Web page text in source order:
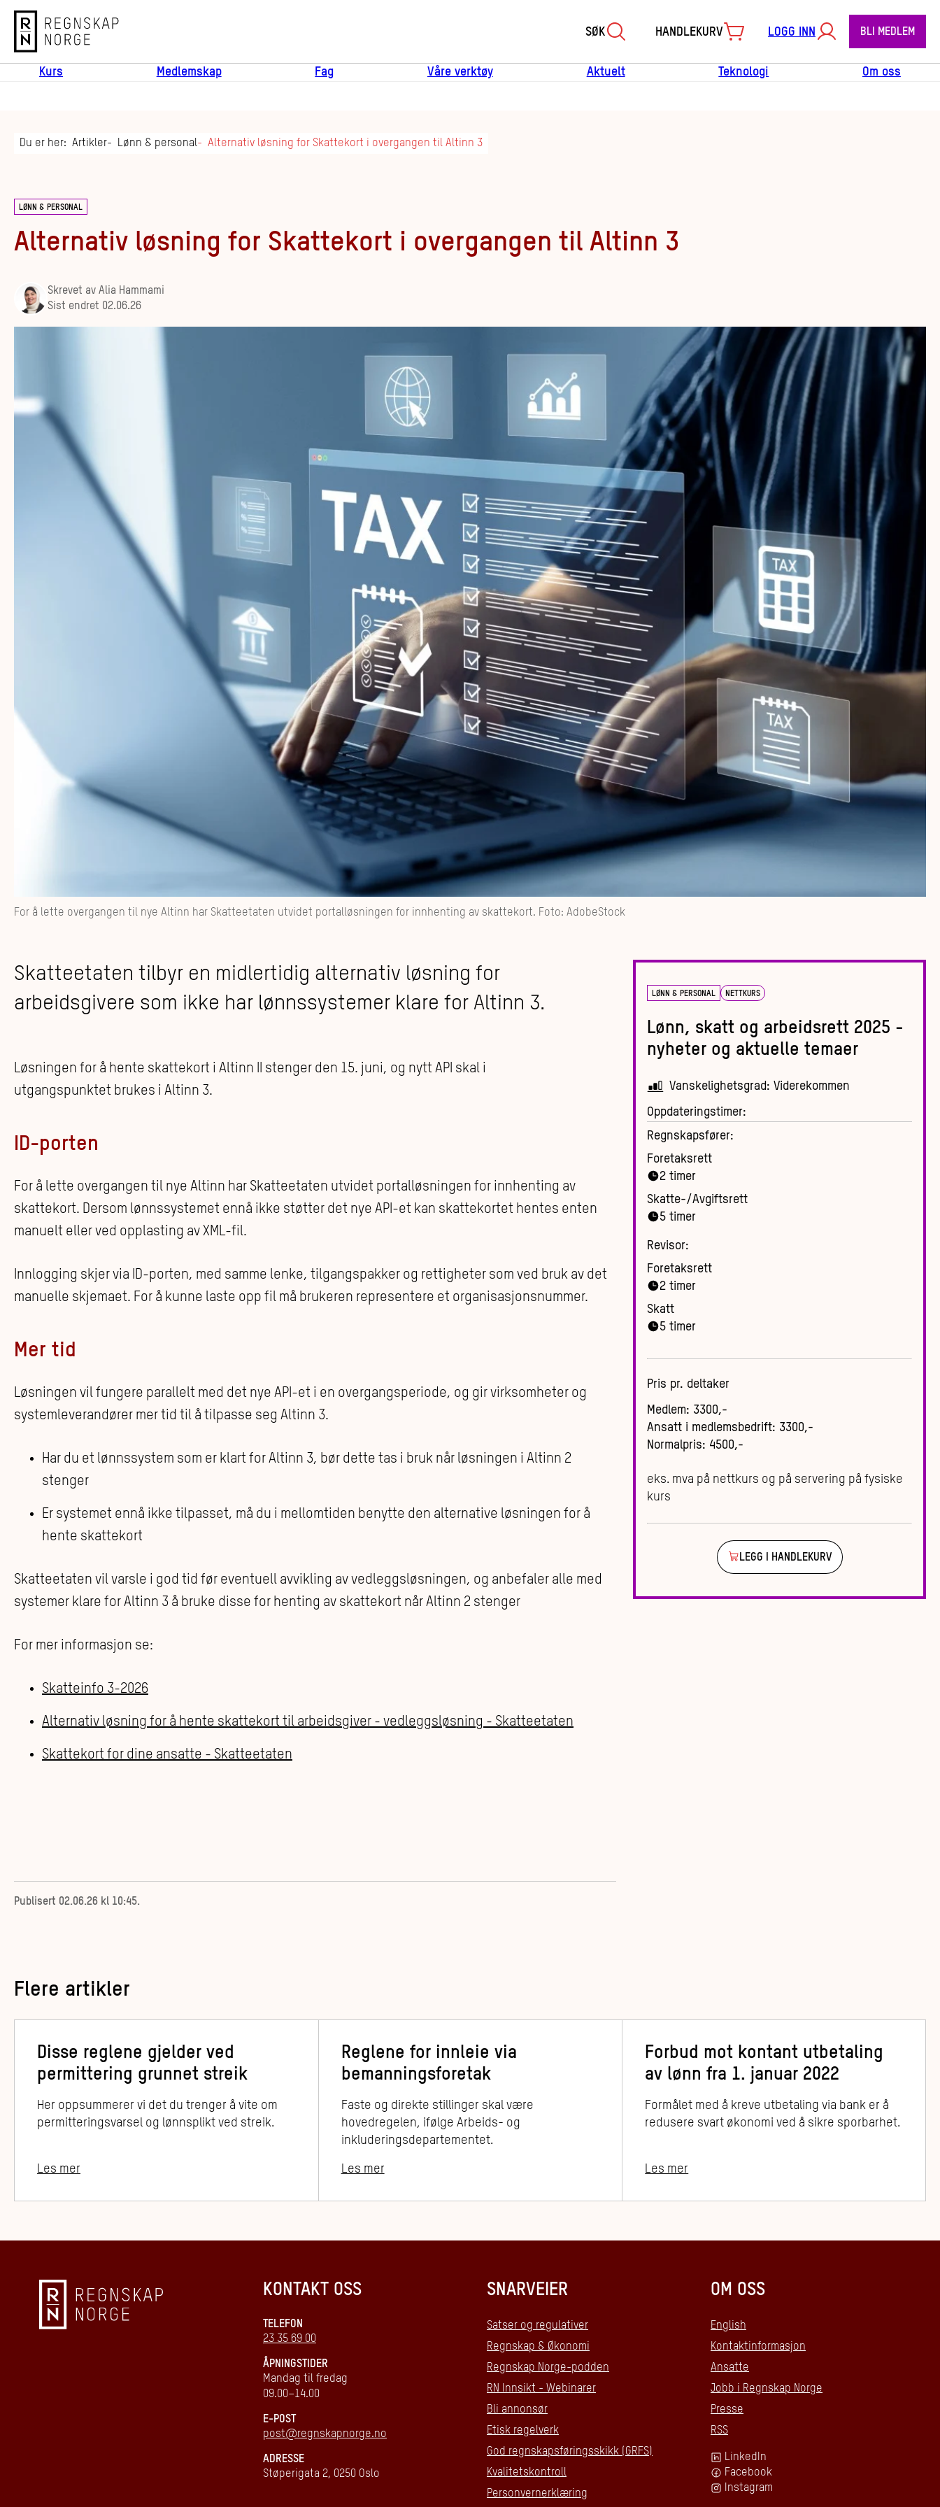
Regnskap Norge
SØK HANDLEKURV LOGG INN BLI MEDLEM
Kurs Medlemskap Fag Våre verktøy Aktuelt Teknologi Om oss
Du er her: Artikler Lønn & personal Alternativ løsning for Skattekort i overgangen til Altinn 3
LØNN & PERSONAL
Alternativ løsning for Skattekort i overgangen til Altinn 3
Skrevet av Alia Hammami
Sist endret 02.06.26
For å lette overgangen til nye Altinn har Skatteetaten utvidet portalløsningen for innhenting av skattekort. Foto: AdobeStock
Skatteetaten tilbyr en midlertidig alternativ løsning for
arbeidsgivere som ikke har lønnssystemer klare for Altinn 3.
Løsningen for å hente skattekort i Altinn II stenger den 15. juni, og nytt API skal i
utgangspunktet brukes i Altinn 3.
ID-porten
For å lette overgangen til nye Altinn har Skatteetaten utvidet portalløsningen for innhenting av
skattekort. Dersom lønnssystemet ennå ikke støtter det nye API-et kan skattekortet hentes enten
manuelt eller ved opplasting av XML-fil.
Innlogging skjer via ID-porten, med samme lenke, tilgangspakker og rettigheter som ved bruk av det
manuelle skjemaet. For å kunne laste opp fil må brukeren representere et organisasjonsnummer.
Mer tid
Løsningen vil fungere parallelt med det nye API-et i en overgangsperiode, og gir virksomheter og
systemleverandører mer tid til å tilpasse seg Altinn 3.
Har du et lønnssystem som er klart for Altinn 3, bør dette tas i bruk når løsningen i Altinn 2
stenger
Er systemet ennå ikke tilpasset, må du i mellomtiden benytte den alternative løsningen for å
hente skattekort
Skatteetaten vil varsle i god tid før eventuell avvikling av vedleggsløsningen, og anbefaler alle med
systemer klare for Altinn 3 å bruke disse for henting av skattekort når Altinn 2 stenger
For mer informasjon se:
Skatteinfo 3-2026
Alternativ løsning for å hente skattekort til arbeidsgiver - vedleggsløsning - Skatteetaten
Skattekort for dine ansatte - Skatteetaten
Publisert 02.06.26 kl 10:45.
LØNN & PERSONAL NETTKURS
Lønn, skatt og arbeidsrett 2025 -
nyheter og aktuelle temaer
Vanskelighetsgrad: Viderekommen
Oppdateringstimer:
Regnskapsfører:
Foretaksrett
2 timer
Skatte-/Avgiftsrett
5 timer
Revisor:
Foretaksrett
2 timer
Skatt
5 timer
Pris pr. deltaker
Medlem: 3300,-
Ansatt i medlemsbedrift: 3300,-
Normalpris: 4500,-
eks. mva på nettkurs og på servering på fysiske
kurs
LEGG I HANDLEKURV
Flere artikler
Disse reglene gjelder ved
permittering grunnet streik
Her oppsummerer vi det du trenger å vite om
permitteringsvarsel og lønnsplikt ved streik.
Les mer
Reglene for innleie via
bemanningsforetak
Faste og direkte stillinger skal være
hovedregelen, ifølge Arbeids- og
inkluderingsdepartementet.
Les mer
Forbud mot kontant utbetaling
av lønn fra 1. januar 2022
Formålet med å kreve utbetaling via bank er å
redusere svart økonomi ved å sikre sporbarhet.
Les mer
KONTAKT OSS
TELEFON
23 35 69 00
ÅPNINGSTIDER
Mandag til fredag
09.00–14.00
E-POST
post@regnskapnorge.no
ADRESSE
Støperigata 2, 0250 Oslo
SNARVEIER
Satser og regulativer
Regnskap & Økonomi
Regnskap Norge-podden
RN Innsikt - Webinarer
Bli annonsør
Etisk regelverk
God regnskapsføringsskikk (GRFS)
Kvalitetskontroll
Personvernerklæring
OM OSS
English
Kontaktinformasjon
Ansatte
Jobb i Regnskap Norge
Presse
RSS
LinkedIn
Facebook
Instagram